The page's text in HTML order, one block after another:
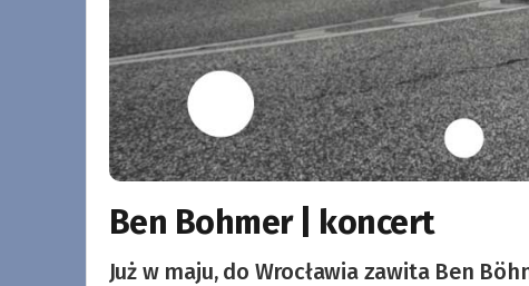
Ben Bohmer | koncert
Już w maju, do Wrocławia zawita Ben